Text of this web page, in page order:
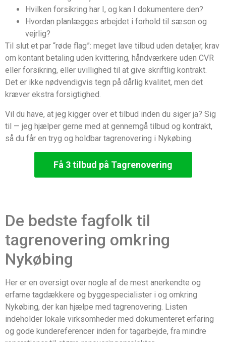
Hvilken forsikring har I, og kan I dokumentere den?
Hvordan planlægges arbejdet i forhold til sæson og
vejrlig?
Til slut et par “røde flag”: meget lave tilbud uden detaljer, krav
om kontant betaling uden kvittering, håndværkere uden CVR
eller forsikring, eller uvillighed til at give skriftlig kontrakt.
Det er ikke nødvendigvis tegn på dårlig kvalitet, men det
kræver ekstra forsigtighed.
Vil du have, at jeg kigger over et tilbud inden du siger ja? Sig
til — jeg hjælper gerne med at gennemgå tilbud og kontrakt,
så du får en tryg og holdbar tagrenovering i Nykøbing.
Få 3 tilbud på Tagrenovering
De bedste fagfolk til
tagrenovering omkring
Nykøbing
Her er en oversigt over nogle af de mest anerkendte og
erfarne tagdækkere og byggespecialister i og omkring
Nykøbing, der kan hjælpe med tagrenovering. Listen
indeholder lokale virksomheder med dokumenteret erfaring
og gode kundereferencer inden for tagarbejde, fra mindre